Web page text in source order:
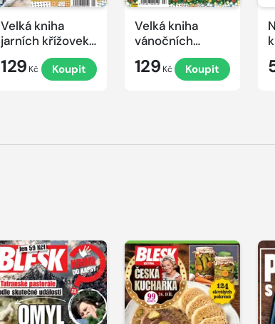
Velká kniha
jarních křížovek
129 Kč Koupit
Velká kniha
vánočních
křížovek 2025
129 Kč Koupit